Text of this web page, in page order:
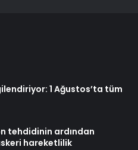
1 Ağustos’ta tüm
tehdidinin ardından
hareketlilik